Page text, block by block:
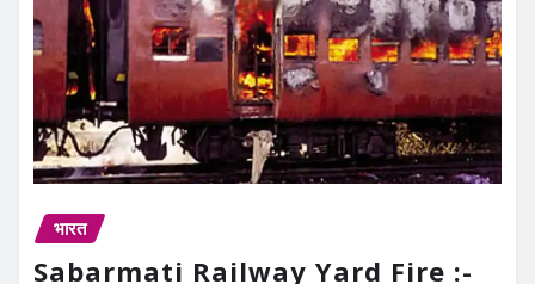
भारत
Sabarmati Railway Yard Fire :-